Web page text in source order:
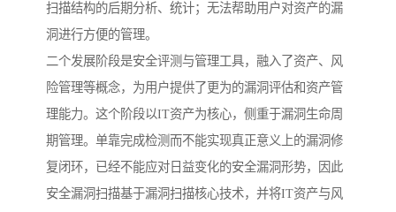
扫描结构的后期分析、统计；无法帮助用户对资产的漏
洞进行方便的管理。
二个发展阶段是安全评测与管理工具，融入了资产、风
险管理等概念，为用户提供了更为的漏洞评估和资产管
理能力。这个阶段以IT资产为核心，侧重于漏洞生命周
期管理。单靠完成检测而不能实现真正意义上的漏洞修
复闭环，已经不能应对日益变化的安全漏洞形势，因此
安全漏洞扫描基于漏洞扫描核心技术，并将IT资产与风